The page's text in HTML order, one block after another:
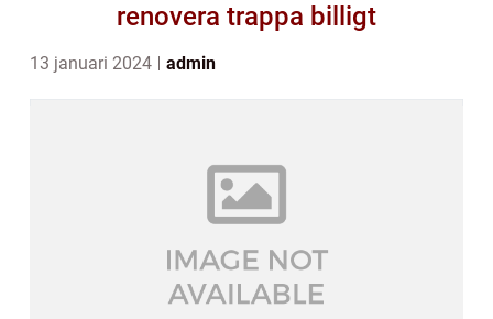
renovera trappa billigt
13 januari 2024 admin